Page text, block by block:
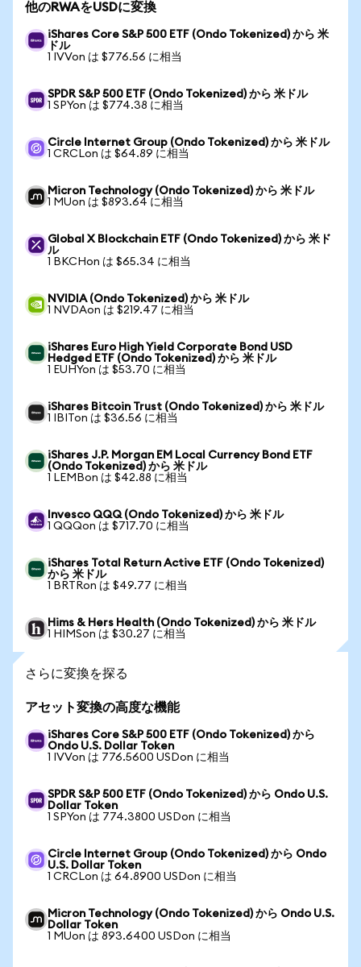
他のRWAをUSDに変換
iShares Core S&P 500 ETF (Ondo Tokenized) から 米
ドル
1 IVVon は $776.56 に相当
SPDR S&P 500 ETF (Ondo Tokenized) から 米ドル
1 SPYon は $774.38 に相当
Circle Internet Group (Ondo Tokenized) から 米ドル
1 CRCLon は $64.89 に相当
Micron Technology (Ondo Tokenized) から 米ドル
1 MUon は $893.64 に相当
Global X Blockchain ETF (Ondo Tokenized) から 米ド
ル
1 BKCHon は $65.34 に相当
NVIDIA (Ondo Tokenized) から 米ドル
1 NVDAon は $219.47 に相当
iShares Euro High Yield Corporate Bond USD
Hedged ETF (Ondo Tokenized) から 米ドル
1 EUHYon は $53.70 に相当
iShares Bitcoin Trust (Ondo Tokenized) から 米ドル
1 IBITon は $36.56 に相当
iShares J.P. Morgan EM Local Currency Bond ETF
(Ondo Tokenized) から 米ドル
1 LEMBon は $42.88 に相当
Invesco QQQ (Ondo Tokenized) から 米ドル
1 QQQon は $717.70 に相当
iShares Total Return Active ETF (Ondo Tokenized)
から 米ドル
1 BRTRon は $49.77 に相当
Hims & Hers Health (Ondo Tokenized) から 米ドル
1 HIMSon は $30.27 に相当
さらに変換を探る
アセット変換の高度な機能
iShares Core S&P 500 ETF (Ondo Tokenized) から
Ondo U.S. Dollar Token
1 IVVon は 776.5600 USDon に相当
SPDR S&P 500 ETF (Ondo Tokenized) から Ondo U.S.
Dollar Token
1 SPYon は 774.3800 USDon に相当
Circle Internet Group (Ondo Tokenized) から Ondo
U.S. Dollar Token
1 CRCLon は 64.8900 USDon に相当
Micron Technology (Ondo Tokenized) から Ondo U.S.
Dollar Token
1 MUon は 893.6400 USDon に相当